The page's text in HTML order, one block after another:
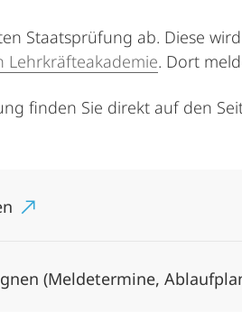
Staatsprüfung ab. Diese
Lehrkräfteakademie. Dort
finden Sie direkt auf den
(Meldetermine,